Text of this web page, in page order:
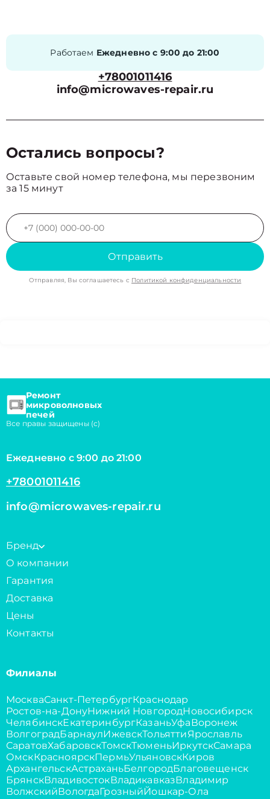
Работаем Ежедневно с 9:00 до 21:00
+78001011416
info@microwaves-repair.ru
Остались вопросы?
Оставьте свой номер телефона, мы перезвоним
за 15 минут
Отправить
Отправляя, Вы соглашаетесь с Политикой конфиденциальности
Ремонт
микроволновых
печей
Все правы защищены (с)
Ежедневно с 9:00 до 21:00
+78001011416
info@microwaves-repair.ru
Бренд
О компании
Гарантия
Доставка
Цены
Контакты
Филиалы
МоскваСанкт-ПетербургКраснодар
Ростов-на-ДонуНижний НовгородНовосибирск
ЧелябинскЕкатеринбургКазаньУфаВоронеж
ВолгоградБарнаулИжевскТольяттиЯрославль
СаратовХабаровскТомскТюменьИркутскСамара
ОмскКрасноярскПермьУльяновскКиров
АрхангельскАстраханьБелгородБлаговещенск
БрянскВладивостокВладикавказВладимир
ВолжскийВологдаГрозныйЙошкар-Ола